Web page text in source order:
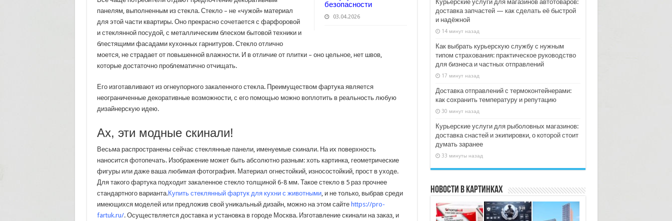
безопасности
03.04.2026
панелям, выполненным из стекла. Стекло – не «чужой» материал
для этой части квартиры. Оно прекрасно сочетается с фарфоровой
и стеклянной посудой, с металлическим блеском бытовой техники и
блестящими фасадами кухонных гарнитуров. Стекло отлично
моется, не страдает от повышенной влажности. И в отличие от плитки – оно цельное, нет швов,
которые достаточно проблематично отчищать.
Его изготавливают из огнеупорного закаленного стекла. Преимуществом фартука является
неограниченные декоративные возможности, с его помощью можно воплотить в реальность любую
дизайнерскую идею.
Ах, эти модные скинали!
Весьма распространены сейчас стеклянные панели, именуемые скинали. На их поверхность
наносится фотопечать. Изображение может быть абсолютно разным: хоть картинка, геометрические
фигуры или даже ваша любимая фотография. Материал огнестойкий, износостойкий, прост в уходе.
Для такого фартука подходит закаленное стекло толщиной 6-8 мм. Такое стекло в 5 раз прочнее
стандартного варианта.Купить стеклянный фартук для кухни с животными, и не только, выбрав среди
имеющихся моделей или предложив свой уникальный дизайн, можно на этом сайте https://pro-
fartuk.ru/. Осуществляется доставка и установка в городе Москва. Изготавление скинали на заказ, и
Курьерские услуги для магазинов автотоваров:
доставка запчастей — как сделать её быстрой
и надёжной
14 минут назад
Как выбрать курьерскую службу с нужным
типом страхования: практическое руководство
для бизнеса и частных отправлений
17 минут назад
Доставка отправлений с термоконтейнерами:
как сохранить температуру и репутацию
30 минут назад
Курьерские услуги для рыболовных магазинов:
доставка снастей и экипировки, о которой стоит
думать заранее
33 минуты назад
Новости в картинках